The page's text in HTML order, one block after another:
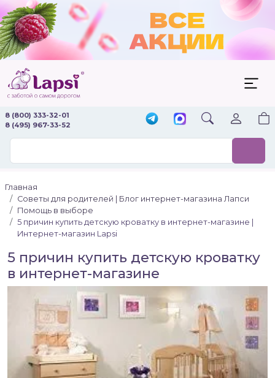
8 (800) 333-32-01
8 (495) 967-33-52
Главная
Советы для родителей | Блог интернет-магазина Лапси
Помощь в выборе
5 причин купить детскую кроватку в интернет-магазине |
Интернет-магазин Lapsi
5 причин купить детскую кроватку
в интернет-магазине